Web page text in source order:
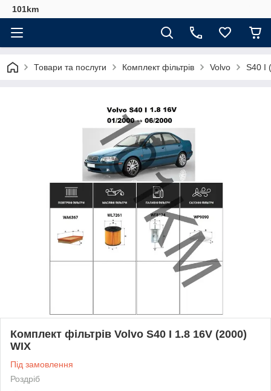
101km
Товари та послуги Комплект фільтрів Volvo S40 I
Комплект фільтрів Volvo S40 I 1.8 16V (2000)
WIX
Під замовлення
Роздріб